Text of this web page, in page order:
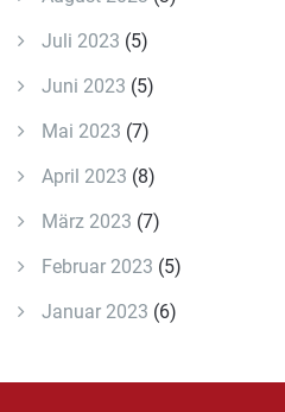
Juli 2023 (5)
Juni 2023 (5)
Mai 2023 (7)
April 2023 (8)
März 2023 (7)
Februar 2023 (5)
Januar 2023 (6)